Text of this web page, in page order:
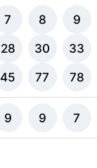
7 8 9
28 30 33
45 77 78
9 9 7